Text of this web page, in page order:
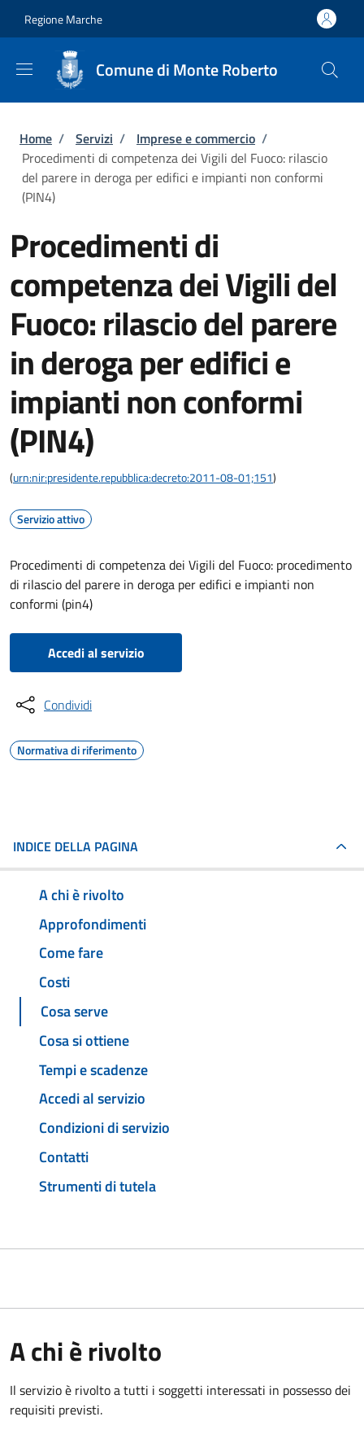
Regione Marche
Comune di Monte Roberto
Briciole di pane
Home / Servizi / Imprese e commercio /
Procedimenti di competenza dei Vigili del Fuoco: rilascio
del parere in deroga per edifici e impianti non conformi
(PIN4)
Procedimenti di
competenza dei Vigili del
Fuoco: rilascio del parere
in deroga per edifici e
impianti non conformi
(PIN4)
(urn:nir:presidente.repubblica:decreto:2011-08-01;151)
Servizio attivo
Procedimenti di competenza dei Vigili del Fuoco: procedimento
di rilascio del parere in deroga per edifici e impianti non
conformi (pin4)
Accedi al servizio
Condividi
Normativa di riferimento
INDICE DELLA PAGINA
A chi è rivolto
Approfondimenti
Come fare
Costi
Cosa serve
Cosa si ottiene
Tempi e scadenze
Accedi al servizio
Condizioni di servizio
Contatti
Strumenti di tutela
A chi è rivolto
Il servizio è rivolto a tutti i soggetti interessati in possesso dei
requisiti previsti.